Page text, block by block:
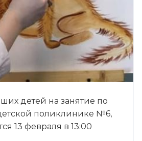
детей на занятие по
поликлинике №6,
13 февраля в 13:00